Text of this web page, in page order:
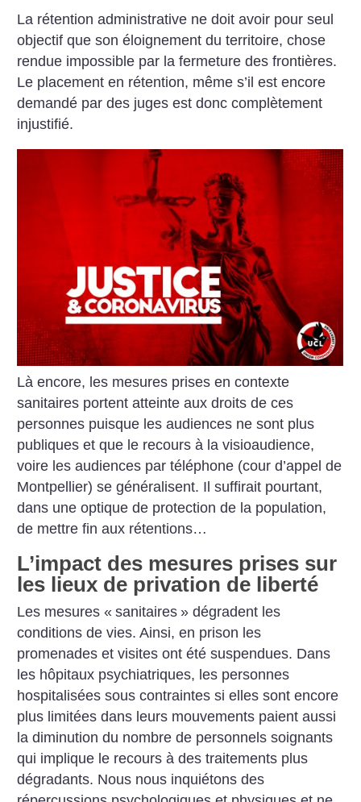
La rétention administrative ne doit avoir pour seul
objectif que son éloignement du territoire, chose
rendue impossible par la fermeture des frontières.
Le placement en rétention, même s’il est encore
demandé par des juges est donc complètement
injustifié.
Là encore, les mesures prises en contexte
sanitaires portent atteinte aux droits de ces
personnes puisque les audiences ne sont plus
publiques et que le recours à la visioaudience,
voire les audiences par téléphone (cour d’appel de
Montpellier) se généralisent. Il suffirait pourtant,
dans une optique de protection de la population,
de mettre fin aux rétentions…
L’impact des mesures prises sur
les lieux de privation de liberté
Les mesures « sanitaires » dégradent les
conditions de vies. Ainsi, en prison les
promenades et visites ont été suspendues. Dans
les hôpitaux psychiatriques, les personnes
hospitalisées sous contraintes si elles sont encore
plus limitées dans leurs mouvements paient aussi
la diminution du nombre de personnels soignants
qui implique le recours à des traitements plus
dégradants. Nous nous inquiétons des